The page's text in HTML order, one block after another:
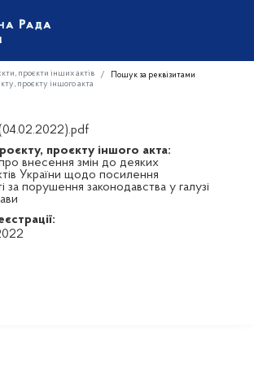
проєкти інших актів
Пошук за реквізитами
проєкту іншого акта
проєкту іншого акта:
внесення змін до деяких
України щодо посилення
за порушення законодавства у галузі